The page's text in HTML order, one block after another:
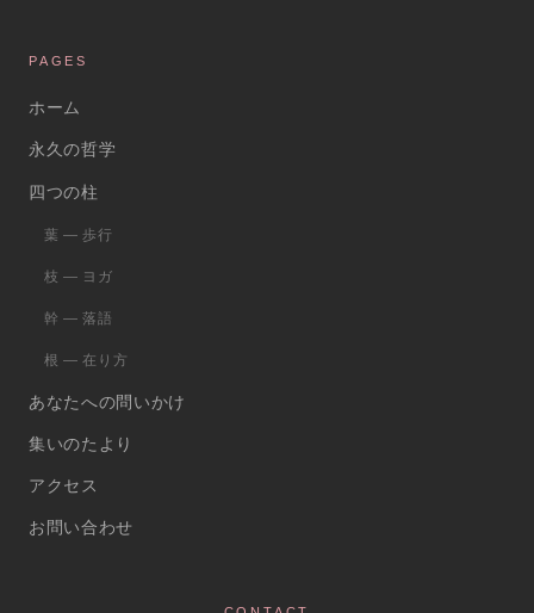
PAGES
ホーム
永久の哲学
四つの柱
葉 ― 歩行
枝 ― ヨガ
幹 ― 落語
根 ― 在り方
あなたへの問いかけ
集いのたより
アクセス
お問い合わせ